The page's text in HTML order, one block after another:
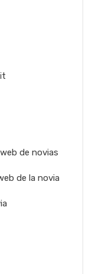
de novias
de la novia